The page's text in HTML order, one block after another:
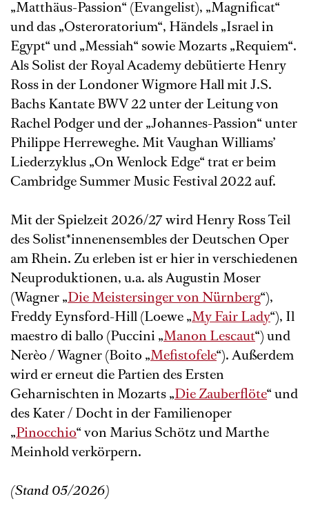
„Matthäus-Passion“ (Evangelist), „Magnificat“
und das „Osteroratorium“, Händels „Israel in
Egypt“ und „Messiah“ sowie Mozarts „Requiem“.
Als Solist der Royal Academy debütierte Henry
Ross in der Londoner Wigmore Hall mit J.S.
Bachs Kantate BWV 22 unter der Leitung von
Rachel Podger und der „Johannes-Passion“ unter
Philippe Herreweghe. Mit Vaughan Williams’
Liederzyklus „On Wenlock Edge“ trat er beim
Cambridge Summer Music Festival 2022 auf.
Mit der Spielzeit 2026/27 wird Henry Ross Teil
des Solist*innenensembles der Deutschen Oper
am Rhein. Zu erleben ist er hier in verschiedenen
Neuproduktionen, u.a. als Augustin Moser
(Wagner „Die Meistersinger von Nürnberg“),
Freddy Eynsford-Hill (Loewe „My Fair Lady“), Il
maestro di ballo (Puccini „Manon Lescaut“) und
Nerèo / Wagner (Boito „Mefistofele“). Außerdem
wird er erneut die Partien des Ersten
Geharnischten in Mozarts „Die Zauberflöte“ und
des Kater / Docht in der Familienoper
„Pinocchio“ von Marius Schötz und Marthe
Meinhold verkörpern.
(Stand 05/2026)